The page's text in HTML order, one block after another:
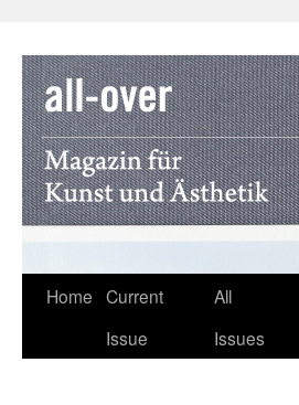
Skip
Home Current
Issue
All
Issues